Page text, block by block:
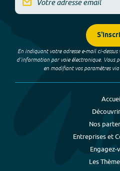
En indiquant votre adresse e-mail ci-
d’information par voie électronique. Vous
en modifiant vos paramètres via
Nos
Entreprises et
Engagez-
Les